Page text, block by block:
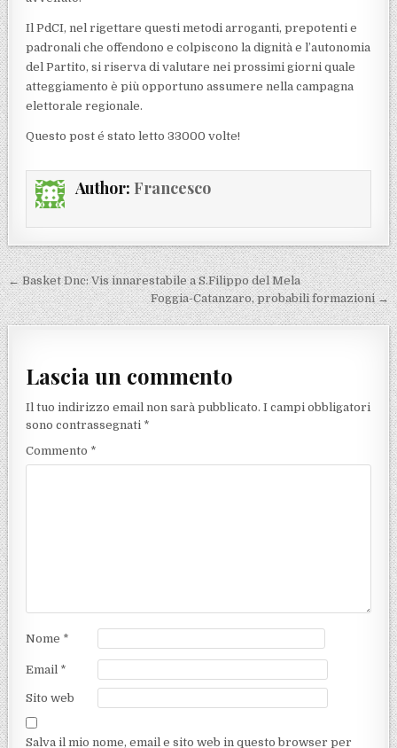
Il PdCI, nel rigettare questi metodi arroganti, prepotenti e
padronali che offendono e colpiscono la dignità e l’autonomia
del Partito, si riserva di valutare nei prossimi giorni quale
atteggiamento è più opportuno assumere nella campagna
elettorale regionale.
Questo post é stato letto 33000 volte!
Author: Francesco
Navigazione articoli
← Basket Dnc: Vis innarestabile a S.Filippo del Mela
Foggia-Catanzaro, probabili formazioni →
Lascia un commento
Il tuo indirizzo email non sarà pubblicato. I campi obbligatori
sono contrassegnati *
Commento *
Nome *
Email *
Sito web
Salva il mio nome, email e sito web in questo browser per